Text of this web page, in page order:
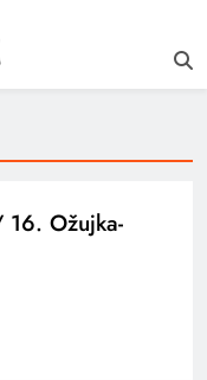
i …..
16. Ožujka-